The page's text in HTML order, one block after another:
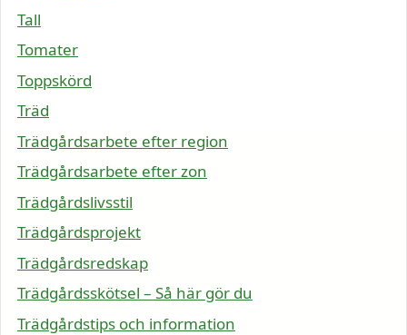
Tall
Tomater
Toppskörd
Träd
Trädgårdsarbete efter region
Trädgårdsarbete efter zon
Trädgårdslivsstil
Trädgårdsprojekt
Trädgårdsredskap
Trädgårdsskötsel – Så här gör du
Trädgårdstips och information